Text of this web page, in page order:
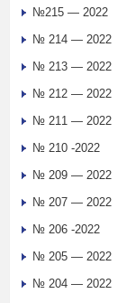
№215 — 2022
№ 214 — 2022
№ 213 — 2022
№ 212 — 2022
№ 211 — 2022
№ 210 -2022
№ 209 — 2022
№ 207 — 2022
№ 206 -2022
№ 205 — 2022
№ 204 — 2022